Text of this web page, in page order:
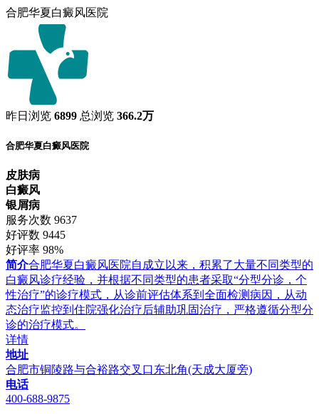
合肥华夏白癜风医院
昨日浏览 6899 总浏览 366.2万
合肥华夏白癜风医院
皮肤病
白癜风
银屑病
服务次数 9637
好评数 9445
好评率 98%
简介合肥华夏白癜风医院自成立以来，积累了大量不同类型的
白癜风诊疗经验，并根据不同类型的患者采取“分型分诊，个
性治疗”的诊疗模式，从诊前评估体系到全面检测病因，从动
态治疗监控到住院强化治疗后辅助巩固治疗，严格遵循分型分
诊的治疗模式。
详情
地址
合肥市铜陵路与合裕路交叉口东北角(天成大厦旁)
电话
400-688-9875